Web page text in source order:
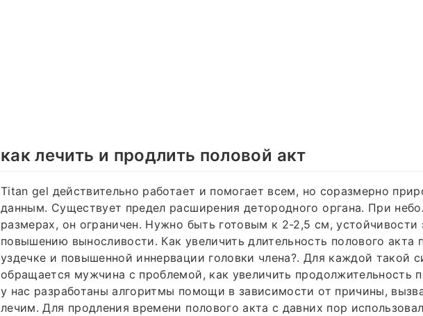
как лечить и продлить половой акт
Titan gel действительно работает и помогает всем, но соразмерно
данным. Существует предел расширения детородного органа. При
размерах, он ограничен. Нужно быть готовым к 2-2,5 см, устойчивости
повышению выносливости. Как увеличить длительность полового акта
уздечке и повышенной иннервации головки члена?. Для каждой такой
обращается мужчина с проблемой, как увеличить продолжительность
у нас разработаны алгоритмы помощи в зависимости от причины,
лечим. Для продления времени полового акта с давних пор